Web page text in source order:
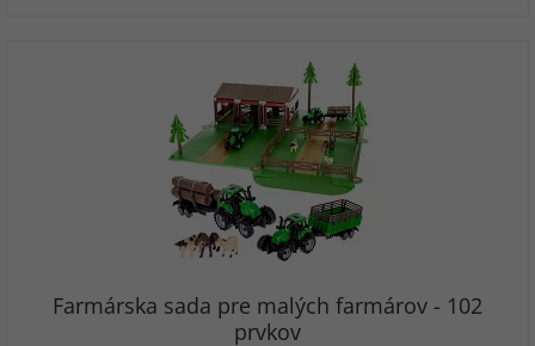
Farmárska sada pre malých farmárov - 102
prvkov